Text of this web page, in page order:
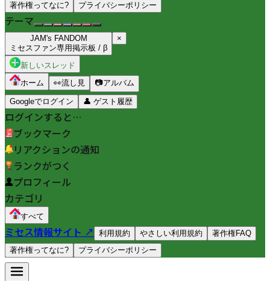
著作権ってなに?
プライバシーポリシー
テーマ
JAM's FANDOM
ミセスファン専用掲示板 / β
×
新しいスレッド
ホーム
👀流し見 📷アルバム
Googleでログイン 👤 ゲスト履歴
ログインすると…
ブックマーク
リアクションの通知
ランクがつく
プロフィール
カテゴリ
すべて
ミセス情報サイト ↗ 利用規約 やさしい利用規約
著作権FAQ
著作権ってなに?
プライバシーポリシー